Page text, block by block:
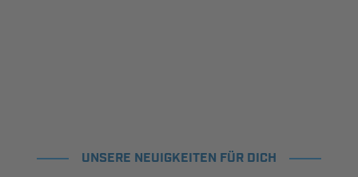
UNSERE NEUIGKEITEN FÜR DICH